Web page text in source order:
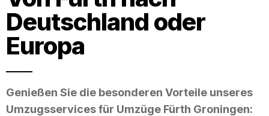
Deutschland oder
Europa
Genießen Sie die besonderen Vorteile unseres
Umzugsservices für Umzüge Fürth Groningen: